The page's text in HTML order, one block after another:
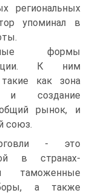
региональных
упоминал в
формы
К ним
как зона
и создание
рынок, и
союз.
- это
в странах-
таможенные
а также